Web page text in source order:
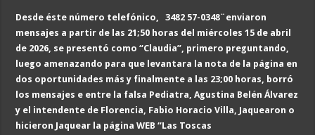
Desde éste número telefónico, 3482 57-0348¨enviaron
mensajes a partir de las 21;50 horas del miércoles 15 de abril
de 2026, se presentó como “Claudia”, primero preguntando,
luego amenazando para que levantara la nota de la página en
dos oportunidades más y finalmente a las 23;00 horas, borró
los mensajes e entre la falsa Pediatra, Agustina Belén Álvarez
y el intendente de Florencia, Fabio Horacio Villa, Jaquearon o
hicieron Jaquear la página WEB “Las Toscas